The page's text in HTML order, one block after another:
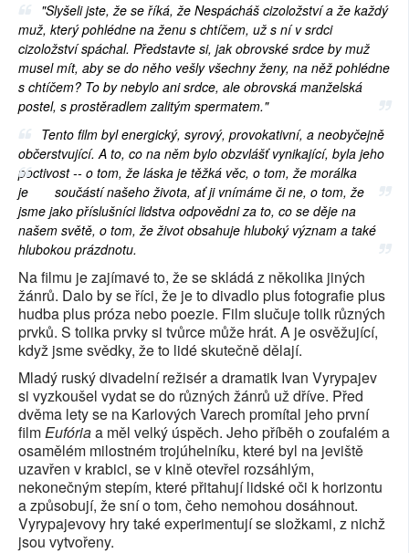
"Slyšeli jste, že se říká, že Nespácháš cizoložství a že každý
muž, který pohlédne na ženu s chtíčem, už s ní v srdci
cizoložství spáchal. Představte si, jak obrovské srdce by muž
musel mít, aby se do něho vešly všechny ženy, na něž pohlédne
s chtíčem? To by nebylo ani srdce, ale obrovská manželská
postel, s prostěradlem zalitým spermatem."
Tento film byl energický, syrový, provokativní, a neobyčejně
občerstvující. A to, co na něm bylo obzvlášť vynikající, byla jeho
poctivost -- o tom, že láska je těžká věc, o tom, že morálka
je
součástí našeho života, ať ji vnímáme či ne, o tom, že
jsme jako příslušníci lidstva odpovědni za to, co se děje na
našem světě, o tom, že život obsahuje hluboký význam a také
hlubokou prázdnotu.
Na filmu je zajímavé to, že se skládá z několika jiných
žánrů. Dalo by se říci, že je to divadlo plus fotografie plus
hudba plus próza nebo poezie. Film slučuje tolik různých
prvků. S tolika prvky si tvůrce může hrát. A je osvěžující,
když jsme svědky, že to lidé skutečně dělají.
Mladý ruský divadelní režisér a dramatik Ivan Vyrypajev
si vyzkoušel vydat se do různých žánrů už dříve. Před
dvěma lety se na Karlových Varech promítal jeho první
filmEufóriaa měl velký úspěch. Jeho příběh o zoufalém a
osamělém milostném trojúhelníku, které byl na jeviště
uzavřen v krabici, se v kině otevřel rozsáhlým,
nekonečným stepím, které přitahují lidské oči k horizontu
a způsobují, že sní o tom, čeho nemohou dosáhnout.
Vyrypajevovy hry také experimentují se složkami, z nichž
jsou vytvořeny.